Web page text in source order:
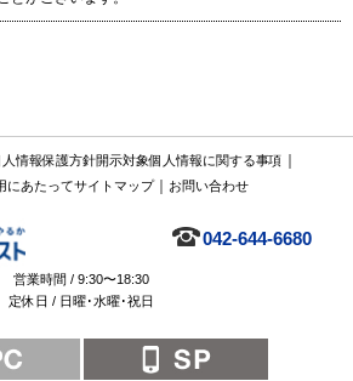
情報保護方針開示対象個人情報に関する事項 ｜
にあたってサイトマップ｜ お問い合わせ
042-644-6680
営業時間 / 9:30〜18:30
定休日 / 日曜･水曜･祝日